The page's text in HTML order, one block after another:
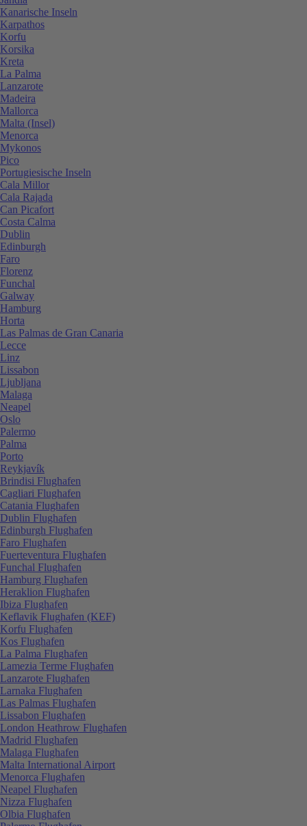
Kanarische Inseln
Karpathos
Korfu
Korsika
Kreta
La Palma
Lanzarote
Madeira
Mallorca
Malta (Insel)
Menorca
Mykonos
Pico
Portugiesische Inseln
Cala Millor
Cala Rajada
Can Picafort
Costa Calma
Dublin
Edinburgh
Faro
Florenz
Funchal
Galway
Hamburg
Horta
Las Palmas de Gran Canaria
Lecce
Linz
Lissabon
Ljubljana
Malaga
Neapel
Oslo
Palermo
Palma
Porto
Reykjavík
Brindisi Flughafen
Cagliari Flughafen
Catania Flughafen
Dublin Flughafen
Edinburgh Flughafen
Faro Flughafen
Fuerteventura Flughafen
Funchal Flughafen
Hamburg Flughafen
Heraklion Flughafen
Ibiza Flughafen
Keflavik Flughafen (KEF)
Korfu Flughafen
Kos Flughafen
La Palma Flughafen
Lamezia Terme Flughafen
Lanzarote Flughafen
Larnaka Flughafen
Las Palmas Flughafen
Lissabon Flughafen
London Heathrow Flughafen
Madrid Flughafen
Malaga Flughafen
Malta International Airport
Menorca Flughafen
Neapel Flughafen
Nizza Flughafen
Olbia Flughafen